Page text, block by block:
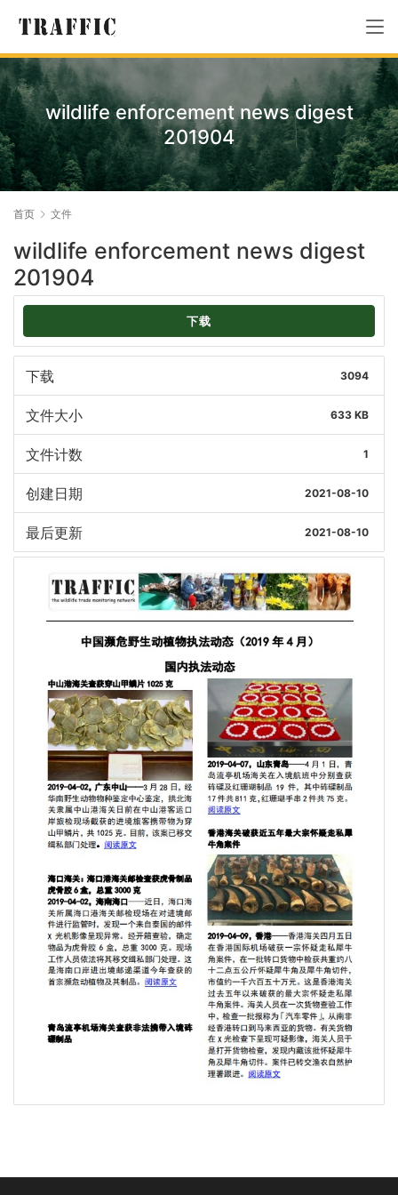
wildlife enforcement news digest
201904
首页 文件
wildlife enforcement news digest
201904
下载
下载 3094
文件大小 633 KB
文件计数 1
创建日期 2021-08-10
最后更新 2021-08-10